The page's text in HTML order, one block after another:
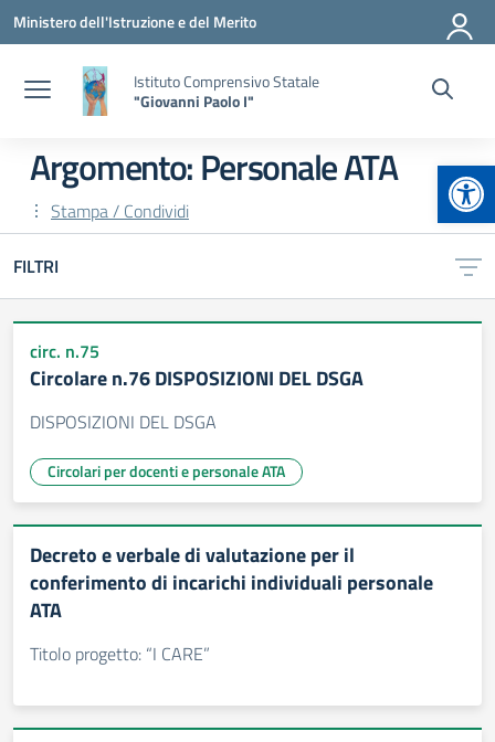
Vai ai contenuti
Vai al menu di navigazione
Vai al footer
Ministero dell'Istruzione e del Merito
Istituto Comprensivo Statale
"Giovanni Paolo I"
Argomento: Personale ATA
Stampa / Condividi
FILTRI
circ. n.75
Circolare n.76 DISPOSIZIONI DEL DSGA
DISPOSIZIONI DEL DSGA
Circolari per docenti e personale ATA
Decreto e verbale di valutazione per il
conferimento di incarichi individuali personale
ATA
Titolo progetto: “I CARE”